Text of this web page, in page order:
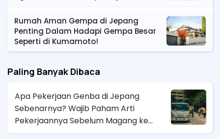
Rumah Aman Gempa di Jepang
Penting Dalam Hadapi Gempa Besar
Seperti di Kumamoto!
Paling Banyak Dibaca
Apa Pekerjaan Genba di Jepang
Sebenarnya? Wajib Paham Arti
Pekerjaannya Sebelum Magang ke
Sana!